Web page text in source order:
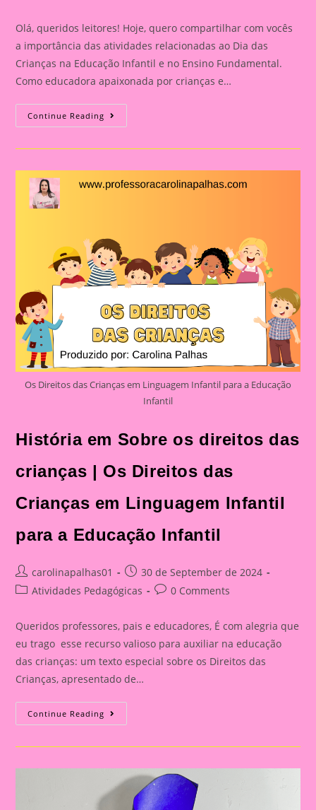
Olá, queridos leitores! Hoje, quero compartilhar com vocês
a importância das atividades relacionadas ao Dia das
Crianças na Educação Infantil e no Ensino Fundamental.
Como educadora apaixonada por crianças e…
Continue Reading Atividade
Com
Dia
O
Dia
Das
Na
Educação
Infantil
E
No
Ensino
Fundamental
Os Direitos das Crianças em Linguagem Infantil para a Educação
Infantil
História em Sobre os direitos das
crianças | Os Direitos das
Crianças em Linguagem Infantil
para a Educação Infantil
Post
author:
carolinapalhas01
Post
published:
30 de September de 2024
PostAtividades Pedagógicas
Post0 Comments
Queridos professores, pais e educadores, É com alegria que
eu trago esse recurso valioso para auxiliar na educação
das crianças: um texto especial sobre os Direitos das
Crianças, apresentado de…
Continue Reading História
Em
Crianças
Os
Direitos